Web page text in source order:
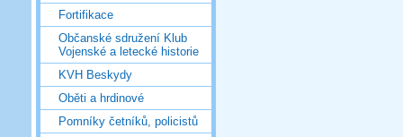
Fortifikace
Občanské sdružení Klub
Vojenské a letecké historie
KVH Beskydy
Oběti a hrdinové
Pomníky četníků, policistů